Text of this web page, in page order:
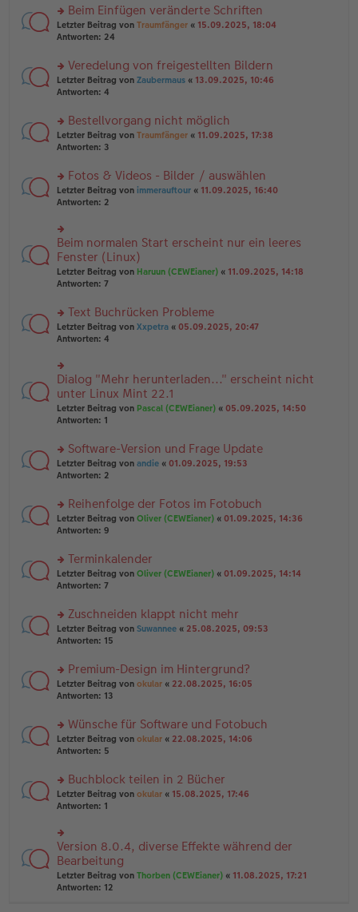
tr
a
g
e
n
er
tr
a
g
n
g
el
e
n
er
tr
a
g
rs
te
n
g
el
e
n
er
tr
a
g
Beim Einfügen veränderte Schriften
Letzter Beitrag von Traumfänger « 15.09.2025, 18:04
Antworten: 24
rs
te
n
g
el
e
n
er
tr
a
g
Veredelung von freigestellten Bildern
Letzter Beitrag von Zaubermaus « 13.09.2025, 10:46
Antworten: 4
rs
te
n
g
el
e
n
er
B
ei
tr
g
Bestellvorgang nicht möglich
Letzter Beitrag von Traumfänger « 11.09.2025, 17:38
Antworten: 3
rs
te
u
n
g
el
es
e
er
B
ei
tr
g
Fotos & Videos - Bilder / auswählen
Letzter Beitrag von immerauftour « 11.09.2025, 16:40
Antworten: 2
rs
te
r
u
n
el
es
e
er
B
ei
tr
a
g
Beim normalen Start erscheint nur ein leeres
Fenster (Linux)
Letzter Beitrag von Haruun (CEWEianer) « 11.09.2025, 14:18
Antworten: 7
rs
te
u
n
g
el
es
e
er
B
ei
tr
g
Text Buchrücken Probleme
Letzter Beitrag von Xxpetra « 05.09.2025, 20:47
Antworten: 4
rs
te
r
u
n
el
es
e
B
ei
tr
g
Dialog "Mehr herunterladen..." erscheint nicht
unter Linux Mint 22.1
Letzter Beitrag von Pascal (CEWEianer) « 05.09.2025, 14:50
Antworten: 1
rs
te
n
g
el
e
n
er
tr
a
g
Software-Version und Frage Update
Letzter Beitrag von andie « 01.09.2025, 19:53
Antworten: 2
rs
te
n
g
el
e
n
er
tr
a
g
Reihenfolge der Fotos im Fotobuch
Letzter Beitrag von Oliver (CEWEianer) « 01.09.2025, 14:36
Antworten: 9
rs
te
n
g
el
e
n
er
tr
a
g
Terminkalender
Letzter Beitrag von Oliver (CEWEianer) « 01.09.2025, 14:14
Antworten: 7
rs
te
n
g
el
e
n
er
tr
a
g
Zuschneiden klappt nicht mehr
Letzter Beitrag von Suwannee « 25.08.2025, 09:53
Antworten: 15
rs
te
n
g
el
e
n
er
tr
a
g
Premium-Design im Hintergrund?
Letzter Beitrag von okular « 22.08.2025, 16:05
Antworten: 13
rs
te
n
g
el
e
n
er
B
ei
tr
Wünsche für Software und Fotobuch
Letzter Beitrag von okular « 22.08.2025, 14:06
Antworten: 5
rs
te
u
n
g
el
es
e
Buchblock teilen in 2 Bücher
Letzter Beitrag von okular « 15.08.2025, 17:46
Antworten: 1
rs
te
r
u
n
Version 8.0.4, diverse Effekte während der
Bearbeitung
Letzter Beitrag von Thorben (CEWEianer) « 11.08.2025, 17:21
Antworten: 12